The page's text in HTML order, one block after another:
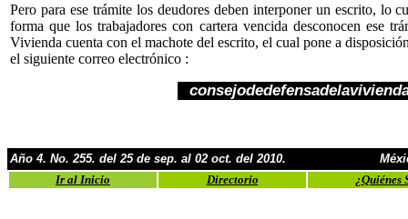
Pero para ese trámite los deudores deben interponer un escrito,
forma que los trabajadores con cartera vencida desconocen ese
Vivienda cuenta con el machote del escrito, el cual pone a
el siguiente correo electrónico :
Año 4. No. 255. del 25 de sep. al 02 oct. del 2010.
Ir al Inicio
Directorio ¿Quiénes